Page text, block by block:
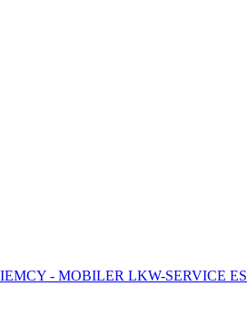
- MOBILER LKW-SERVICE